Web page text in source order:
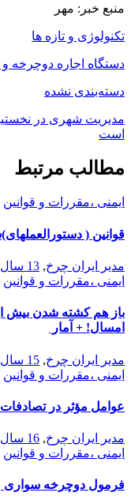
منبع خبر: مهر
تکنولوژی و تازه ها
دستگاه اجاره
دسته‌بندی نشده
مدیریت شهری در
است
مطالب مرتبط
ایمنی ،مقررات و قوانین
قوانین (
مدیر ایران چرخ, 13 سال قبل
ایمنی ،مقررات و قوانین
امسال! + آمار
مدیر ایران چرخ, 15 سال قبل
ایمنی ،مقررات و قوانین
عوامل مؤثر در
مدیر ایران چرخ, 16 سال قبل
ایمنی ،مقررات و قوانین
فرمول دوچرخه سواری